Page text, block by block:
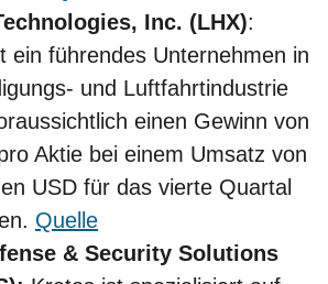
Inc. (LHX):
ein führendes Unternehmen in
und Luftfahrtindustrie
einen Gewinn von
Aktie bei einem Umsatz von
USD für das vierte Quartal
Quelle
& Security Solutions